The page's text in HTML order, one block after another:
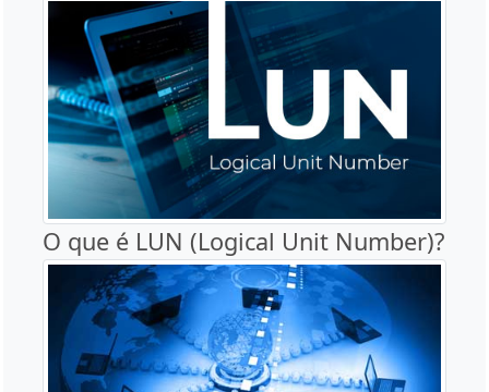
O que é LUN (Logical Unit Number)?